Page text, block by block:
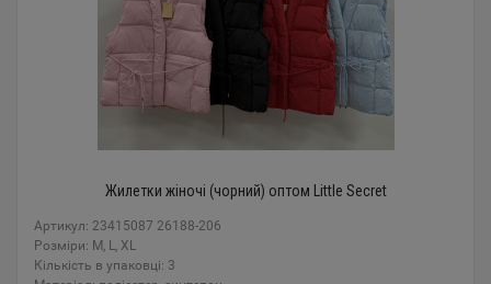
Жилетки жіночі (чорний) оптом Little Secret
Артикул: 23415087 26188-206
Розміри: M, L, XL
Кількість в упаковці: 3